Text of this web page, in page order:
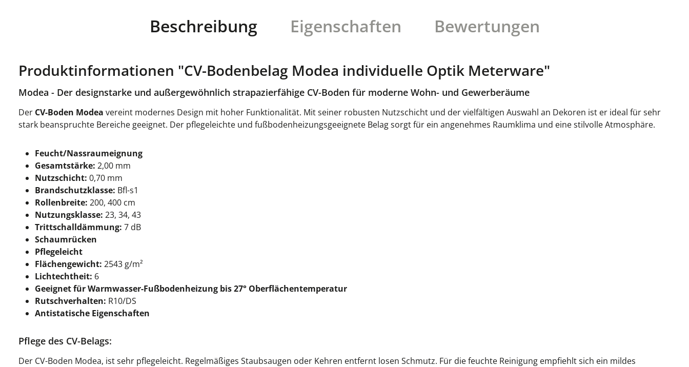
Beschreibung Eigenschaften Bewertungen
Produktinformationen "CV-Bodenbelag Modea individuelle Optik Meterware"
Modea - Der designstarke und außergewöhnlich strapazierfähige CV-Boden für moderne Wohn- und Gewerberäume
Der CV-Boden Modea vereint modernes Design mit hoher Funktionalität. Mit seiner robusten Nutzschicht und der vielfältigen Auswahl an Dekoren ist er ideal für sehr
stark beanspruchte Bereiche geeignet. Der pflegeleichte und fußbodenheizungsgeeignete Belag sorgt für ein angenehmes Raumklima und eine stilvolle Atmosphäre.
Feucht/Nassraumeignung
Gesamtstärke: 2,00 mm
Nutzschicht: 0,70 mm
Brandschutzklasse: Bfl-s1
Rollenbreite: 200, 400 cm
Nutzungsklasse: 23, 34, 43
Trittschalldämmung: 7 dB
Schaumrücken
Pflegeleicht
Flächengewicht: 2543 g/m²
Lichtechtheit: 6
Geeignet für Warmwasser-Fußbodenheizung bis 27° Oberflächentemperatur
Rutschverhalten: R10/DS
Antistatische Eigenschaften
Pflege des CV-Belags:
Der CV-Boden Modea, ist sehr pflegeleicht. Regelmäßiges Staubsaugen oder Kehren entfernt losen Schmutz. Für die feuchte Reinigung empfiehlt sich ein mildes